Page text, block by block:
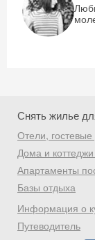
Снять жилье
Отели,
Дома и
Апартаменты
Базы отдыха
Информация о
Путеводитель